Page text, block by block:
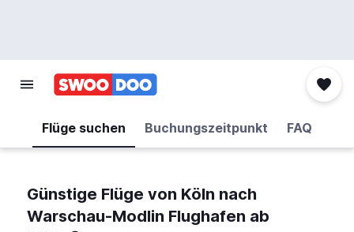
Flüge suchen Buchungszeitpunkt FAQ
Günstige Flüge von Köln nach
Warschau-Modlin Flughafen ab